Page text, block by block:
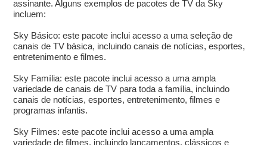
assinante. Alguns exemplos de pacotes de TV da Sky
incluem:
Sky Básico: este pacote inclui acesso a uma seleção de
canais de TV básica, incluindo canais de notícias, esportes,
entretenimento e filmes.
Sky Família: este pacote inclui acesso a uma ampla
variedade de canais de TV para toda a família, incluindo
canais de notícias, esportes, entretenimento, filmes e
programas infantis.
Sky Filmes: este pacote inclui acesso a uma ampla
variedade de filmes, incluindo lançamentos, clássicos e